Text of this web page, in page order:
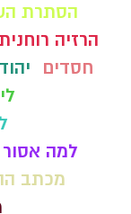
הסתרת
הרזיה
חסדים
למה
מכתב